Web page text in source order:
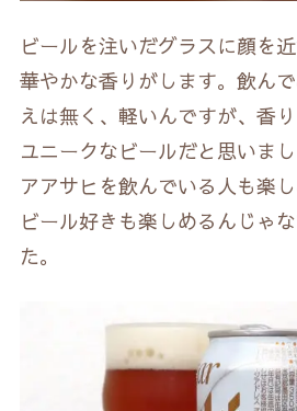
ビールを注いだグラスに顔を
華やかな香りがします。飲ん
えは無く、軽いんですが、香
ユニークなビールだと思いま
アアサヒを飲んでいる人も楽
ビール好きも楽しめるんじゃ
た。